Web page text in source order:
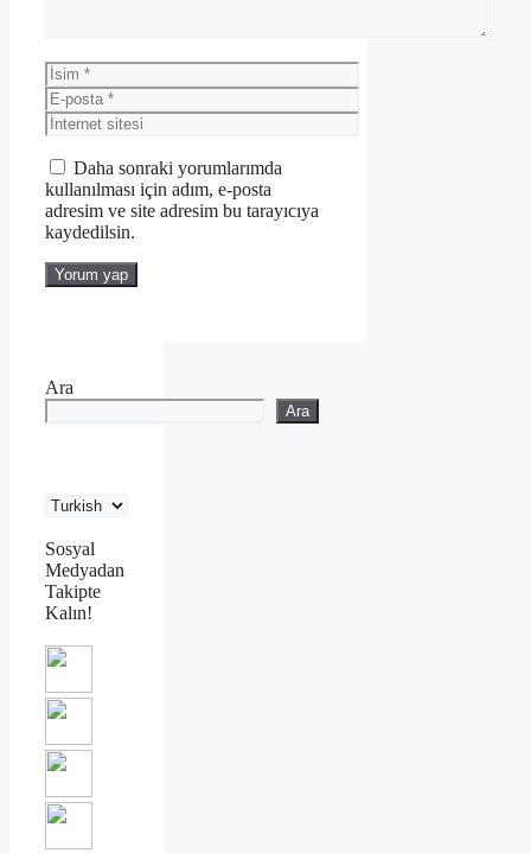
İsim
E-
posta
İnternet
sitesi
Daha sonraki yorumlarımda
kullanılması için adım, e-posta
adresim ve site adresim bu tarayıcıya
kaydedilsin.
Ara
Ara
Sosyal
Medyadan
Takipte
Kalın!